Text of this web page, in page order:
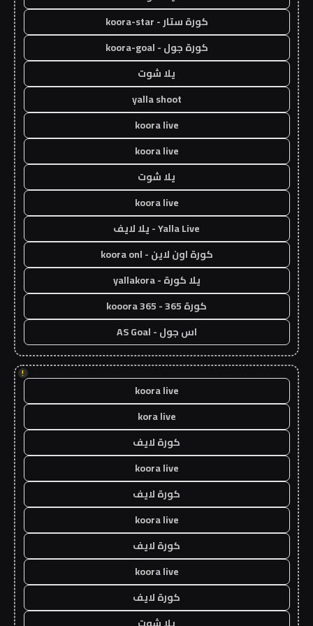
كورة ستار - koora-star
كورة جول - koora-goal
يلا شوت
yalla shoot
koora live
koora live
يلا شوت
koora live
Yalla Live - يلا لايف
كورة اون لاين - koora onl
يلا كورة - yallakora
كورة 365 - kooora 365
اس جول - AS Goal
!
koora live
kora live
كورة لايف
koora live
كورة لايف
koora live
كورة لايف
koora live
كورة لايف